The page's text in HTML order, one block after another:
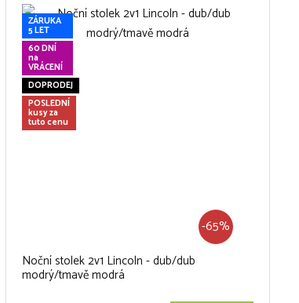
ZÁRUKA
5 LET
60 DNÍ
na
VRÁCENÍ
DOPRODEJ
POSLEDNÍ
kusy za
tuto cenu
-65%
Noční stolek 2v1 Lincoln - dub/dub
modrý/tmavě modrá